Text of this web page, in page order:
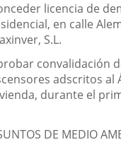
licencia de
en calle
S.L.
convalidación
adscritos
durante el
DE MEDIO